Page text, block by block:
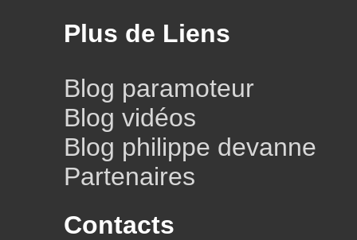
Plus de Liens
Blog paramoteur
Blog vidéos
Blog philippe devanne
Partenaires
Contacts